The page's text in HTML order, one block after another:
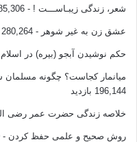
شعر، زندگی زیبـاســـت ! - 485,306 بازدید
عشق زن به غیر شوهر - 280,264 بازدید
حکم نوشیدن آبجو (بیره) در
میانمار کجاست؟ چگونه
196,144 بازدید
خلاصه زندگی حضرت عمر رضی
روش صحیح و علمی حفظ کردن - 180,570 بازدید